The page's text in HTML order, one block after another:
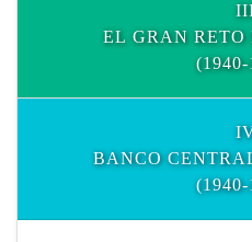
EL GRAN RETO
BANCO